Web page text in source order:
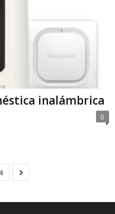
inalámbrica
0